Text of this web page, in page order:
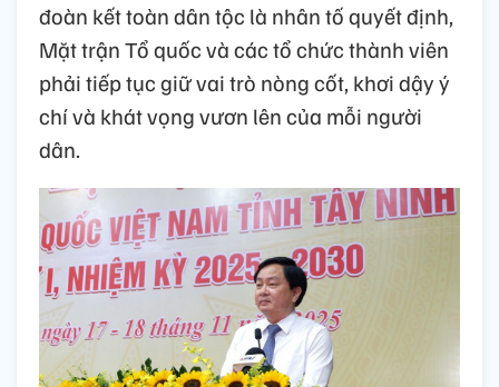
đoàn kết toàn dân tộc là nhân tố quyết định,
Mặt trận Tổ quốc và các tổ chức thành viên
phải tiếp tục giữ vai trò nòng cốt, khơi dậy ý
chí và khát vọng vươn lên của mỗi người
dân.